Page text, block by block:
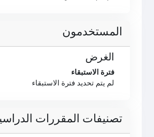
المستخدمون
الغرض
فترة الاستبقاء
لم يتم تحديد فترة الاستبقاء
تصنيفات المقررات